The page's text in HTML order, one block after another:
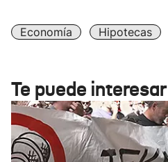
Economía Hipotecas
Te puede interesar